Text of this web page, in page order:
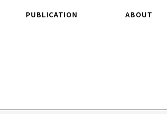
PUBLICATION ABOUT